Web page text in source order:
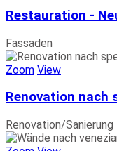
Restauration -
Fassaden
Zoom View
Renovation nach
Renovation/Sanierung